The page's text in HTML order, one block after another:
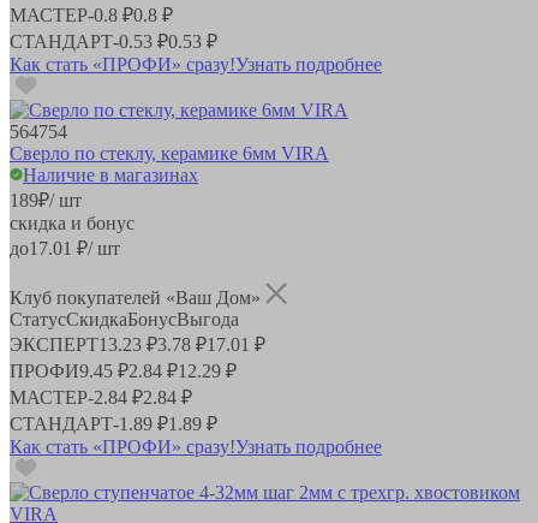
МАСТЕР-0.8 ₽0.8 ₽
СТАНДАРТ-0.53 ₽0.53 ₽
Как стать «ПРОФИ» сразу!Узнать подробнее
564754
Сверло по стеклу, керамике 6мм VIRA
Наличие в магазинах
189₽/ шт
скидка и бонус
до17.01 ₽/ шт
Клуб покупателей «Ваш Дом»
СтатусСкидкаБонусВыгода
ЭКСПЕРТ13.23 ₽3.78 ₽17.01 ₽
ПРОФИ9.45 ₽2.84 ₽12.29 ₽
МАСТЕР-2.84 ₽2.84 ₽
СТАНДАРТ-1.89 ₽1.89 ₽
Как стать «ПРОФИ» сразу!Узнать подробнее